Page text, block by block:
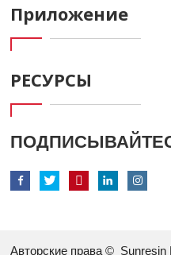
Приложение
РЕСУРСЫ
Авторские права © Sunresin